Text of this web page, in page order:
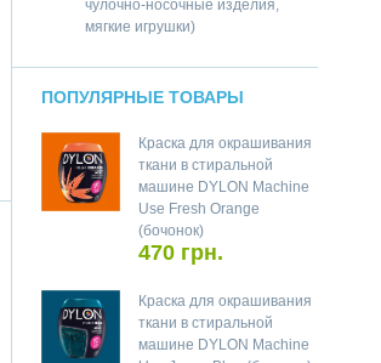
чулочно-носочные изделия,
мягкие игрушки)
ПОПУЛЯРНЫЕ ТОВАРЫ
Краска для окрашивания
ткани в стиральной
машине DYLON Machine
Use Fresh Orange
(бочонок)
470 грн.
Краска для окрашивания
ткани в стиральной
машине DYLON Machine